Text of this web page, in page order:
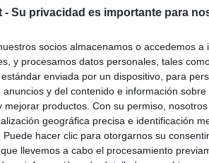
- Su privacidad es importante para
socios almacenamos o accedemos
y procesamos datos personales, tales
enviada por un dispositivo, para
anuncios y del contenido e información
mejorar productos. Con su permiso,
geográfica precisa e identificación
Puede hacer clic para otorgarnos su
llevemos a cabo el procesamiento
Lorraine